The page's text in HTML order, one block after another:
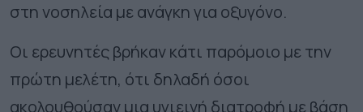
στη νοσηλεία με ανάγκη για οξυγόνο.
Οι ερευνητές βρήκαν κάτι παρόμοιο με την
πρώτη μελέτη, ότι δηλαδή όσοι
ακολουθούσαν μια υγιεινή διατροφή με βάση